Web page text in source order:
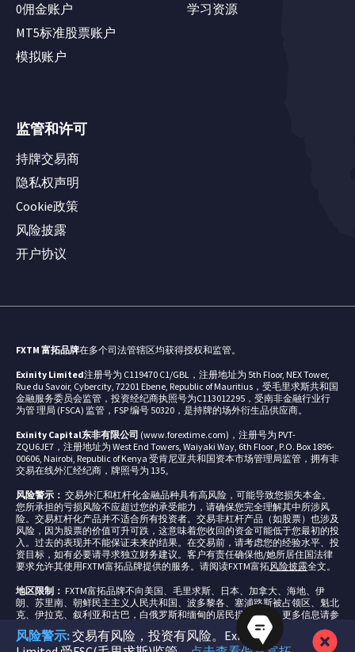
监管和许可
持牌交易商
隐私权声明
Cookie政策
风险披露
开户协议
0佣金账户
MT5标准股票账户
模拟账户
学习资源
FXTM 富拓品牌在多个司法管辖区均获得授权和监管。
Exinity Limited注册号为 C119470 C1/GBL，注册地址为 5th Floor, NEX Tower,
Rue du Savoir, Cybercity, 72201 Ebene, Republic of Mauritius，受毛里求斯共和国
金融服务委员会监管，投资经纪商执照号为C113012295，受南非金融行业行
为管 理局 (FSCA) 监管，FSP 编号 50320，是持牌的场外衍生品供应商。
Exinity Capital东非有限公司 (www.forextime.com)，注册号为 PVT-
ZQU6JE7，注册地址为 West End Towers, Waiyaki Way, 6th Floor , P.O. Box 1896-
00606, Nairobi, Republic of Kenya 受肯尼亚共和国资本市场管理局监管，拥有非
交易在线外汇经纪商，牌照号为 135。
风险警示： 交易外汇和杠杆化金融品种具有高风险，可能导致您损失本金。
您所承担的亏损风险不应超过您的承受能力，请确保您完全理解其中所涉风
险。交易杠杆化产品并不适合所有投资者。交易非杠杆产品（如股票）也涉及
风险，因为股票的价值可升可跌，这意味着您收回的资金可能低于您最初的投
入。过去的表现并不能保证未来的结果。在交易前，请考虑您的经验水平、投
资目标，如有必要请寻求独立财务建议。客户有责任确保他/她所居住国法律
要求允许其使用FXTM富拓品牌提供的服务。请阅读FXTM富拓风险披露全文。
地区限制： FXTM富拓品牌不向美国、毛里求斯、日本、加拿大、海地、伊
朗、苏里南、朝鲜民主主义人民共和国、波多黎各、塞浦路斯被占领区、魁北
克、伊拉克、叙利亚和古巴，白俄罗斯和缅甸的居民提供服务。更多信息请参
见我们的常见问题
风险警示:交易有风险，投资有风险。Exinity